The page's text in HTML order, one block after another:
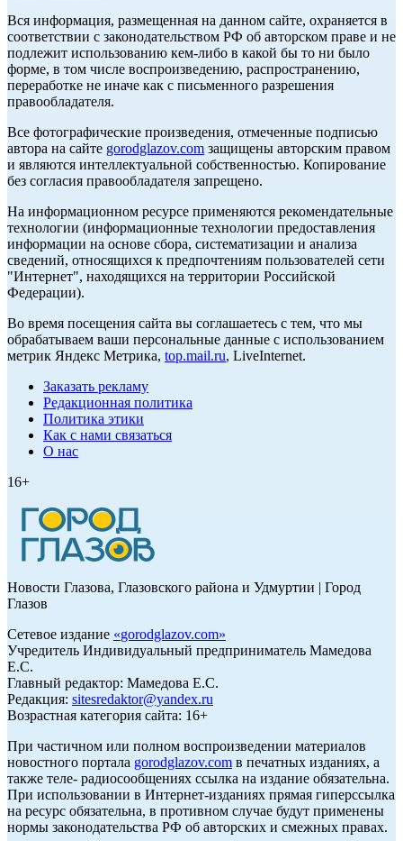
Вся информация, размещенная на данном сайте, охраняется в
соответствии с законодательством РФ об авторском праве и не
подлежит использованию кем-либо в какой бы то ни было
форме, в том числе воспроизведению, распространению,
переработке не иначе как с письменного разрешения
правообладателя.
Все фотографические произведения, отмеченные подписью
автора на сайте gorodglazov.com защищены авторским правом
и являются интеллектуальной собственностью. Копирование
без согласия правообладателя запрещено.
На информационном ресурсе применяются рекомендательные
технологии (информационные технологии предоставления
информации на основе сбора, систематизации и анализа
сведений, относящихся к предпочтениям пользователей сети
"Интернет", находящихся на территории Российской
Федерации).
Во время посещения сайта вы соглашаетесь с тем, что мы
обрабатываем ваши персональные данные с использованием
метрик Яндекс Метрика, top.mail.ru, LiveInternet.
Заказать рекламу
Редакционная политика
Политика этики
Как с нами связаться
О нас
16+
Новости Глазова, Глазовского района и Удмуртии | Город
Глазов
Сетевое издание «gorodglazov.com»
Учредитель Индивидуальный предприниматель Мамедова
Е.С.
Главный редактор: Мамедова Е.С.
Редакция: sitesredaktor@yandex.ru
Возрастная категория сайта: 16+
При частичном или полном воспроизведении материалов
новостного портала gorodglazov.com в печатных изданиях, а
также теле- радиосообщениях ссылка на издание обязательна.
При использовании в Интернет-изданиях прямая гиперссылка
на ресурс обязательна, в противном случае будут применены
нормы законодательства РФ об авторских и смежных правах.